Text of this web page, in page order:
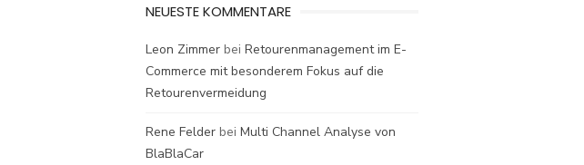
NEUESTE KOMMENTARE
Leon Zimmer bei Retourenmanagement im E-
Commerce mit besonderem Fokus auf die
Retourenvermeidung
Rene Felder bei Multi Channel Analyse von
BlaBlaCar